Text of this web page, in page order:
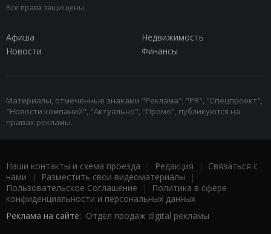
Все права защищены.
Афиша
Недвижимость
Новости
Финансы
Материалы, отмеченные знаками "Реклама", "PR", "Спецпроект",
"Новости компаний", "Актуально", "Промо", публикуются на
правах рекламы.
Наши контакты и схема проезда | Редакция | Связаться с
нами | Разместить свои видеоматериалы |
Пользовательское Соглашение |
Политика в сфере
конфиденциальности и персональных данных
Реклама на сайте: Отдел продаж digital рекламы